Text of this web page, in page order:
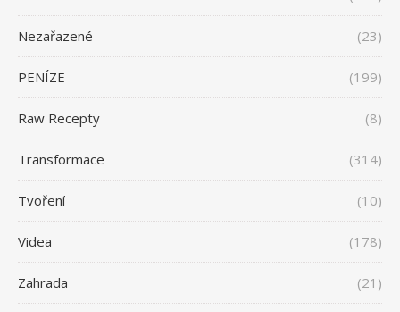
Nezařazené (23)
PENÍZE (199)
Raw Recepty (8)
Transformace (314)
Tvoření (10)
Videa (178)
Zahrada (21)